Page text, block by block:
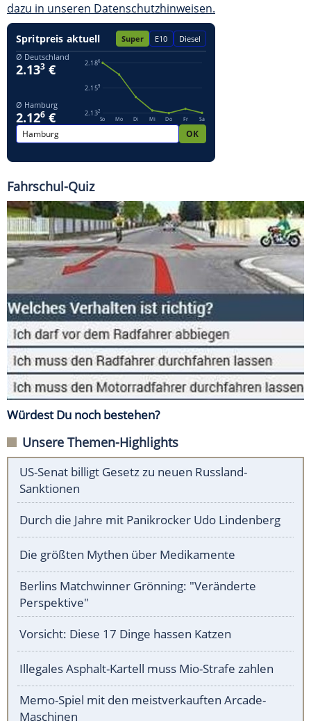
dazu in unseren Datenschutzhinweisen.
Fahrschul-Quiz
Würdest Du noch bestehen?
Unsere Themen-Highlights
US-Senat billigt Gesetz zu neuen Russland-
Sanktionen
Durch die Jahre mit Panikrocker Udo Lindenberg
Die größten Mythen über Medikamente
Berlins Matchwinner Grönning: "Veränderte
Perspektive"
Vorsicht: Diese 17 Dinge hassen Katzen
Illegales Asphalt-Kartell muss Mio-Strafe zahlen
Memo-Spiel mit den meistverkauften Arcade-
Maschinen